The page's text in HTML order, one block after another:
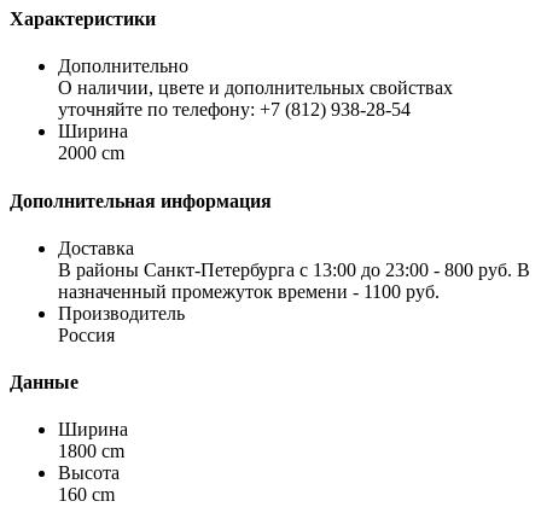
Характеристики
Дополнительно
О наличии, цвете и дополнительных свойствах
уточняйте по телефону: +7 (812) 938-28-54
Ширина
2000 cm
Дополнительная информация
Доставка
В районы Санкт-Петербурга с 13:00 до 23:00 - 800 руб. В
назначенный промежуток времени - 1100 руб.
Производитель
Россия
Данные
Ширина
1800 cm
Высота
160 cm